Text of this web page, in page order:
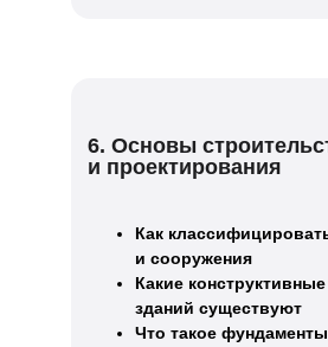
6. Основы
и проектирования
Как
и сооружения
Какие
зданий существуют
Что такое фундаменты